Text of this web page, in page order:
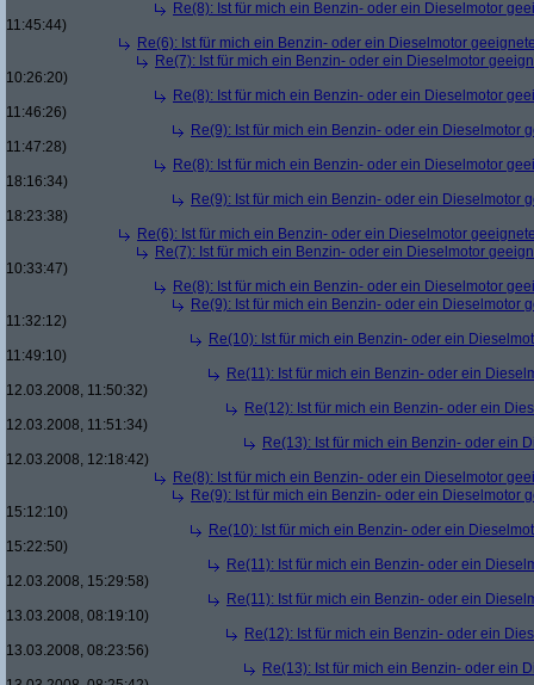
Re(8): Ist für mich ein Benzin- oder ein Dieselmotor
11:45:44)
Re(6): Ist für mich ein Benzin- oder ein Dieselmotor
Re(7): Ist für mich ein Benzin- oder ein Dieselmotor
10:26:20)
Re(8): Ist für mich ein Benzin- oder ein Dieselmotor
11:46:26)
Re(9): Ist für mich ein Benzin- oder ein Dieselmotor
11:47:28)
Re(8): Ist für mich ein Benzin- oder ein Dieselmotor
18:16:34)
Re(9): Ist für mich ein Benzin- oder ein Dieselmotor
18:23:38)
Re(6): Ist für mich ein Benzin- oder ein Dieselmotor
Re(7): Ist für mich ein Benzin- oder ein Dieselmotor
10:33:47)
Re(8): Ist für mich ein Benzin- oder ein Dieselmotor
Re(9): Ist für mich ein Benzin- oder ein Dieselmotor
11:32:12)
Re(10): Ist für mich ein Benzin- oder ein
11:49:10)
Re(11): Ist für mich ein Benzin- oder ein
12.03.2008, 11:50:32)
Re(12): Ist für mich ein Benzin- oder ein
12.03.2008, 11:51:34)
Re(13): Ist für mich ein Benzin- oder ein
12.03.2008, 12:18:42)
Re(8): Ist für mich ein Benzin- oder ein Dieselmotor
Re(9): Ist für mich ein Benzin- oder ein Dieselmotor
15:12:10)
Re(10): Ist für mich ein Benzin- oder ein
15:22:50)
Re(11): Ist für mich ein Benzin- oder ein
12.03.2008, 15:29:58)
Re(11): Ist für mich ein Benzin- oder ein
13.03.2008, 08:19:10)
Re(12): Ist für mich ein Benzin- oder ein
13.03.2008, 08:23:56)
Re(13): Ist für mich ein Benzin- oder ein